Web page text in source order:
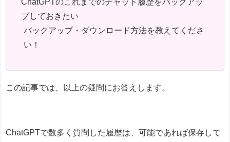
プしておきたい
バックアップ・ダウンロード方法を教えてくださ
い！
この記事では、以上の疑問にお答えします。
ChatGPTで数多く質問した履歴は、可能であれば保存して